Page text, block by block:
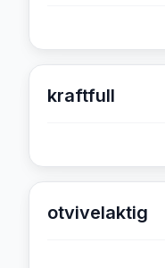
kraftfull
otvivelaktig